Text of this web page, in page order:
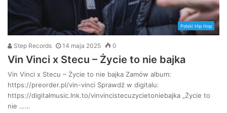
Polski Hip Hop
Step Records 14 maja 2025 0
Vin Vinci x Stecu – Życie to nie bajka
Vin Vinci x Stecu – Życie to nie bajka Zamów album:
https://preorder.pl/vin-vinci Sprawdź w digitalu:
https://digitalmusic.lnk.to/vinvincistecuzycietoniebajka „Życie to
nie ……